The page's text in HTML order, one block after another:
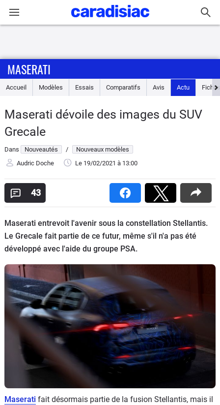
Accueil
Essais
Guide
d'achat
Electriques
Utilitaires
Flottes
Auto
Services
Forum
Moto
Marques
MASERATI
Accueil Modèles Essais Comparatifs Avis Actu
Maserati dévoile des images du SUV
Grecale
Dans Nouveautés /
Nouveaux modèles
Audric Doche
Le 19/02/2021 à 13:00
43
Maserati entrevoit l'avenir sous la constellation Stellantis.
Le Grecale fait partie de ce futur, même s'il n'a pas été
développé avec l'aide du groupe PSA.
Maserati fait désormais partie de la fusion Stellantis, mais il